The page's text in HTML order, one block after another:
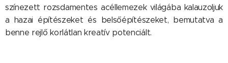
színezett rozsdamentes acéllemezek világába kalauzoljuk
a hazai építészeket és belsőépítészeket, bemutatva a
benne rejlő korlátlan kreatív potenciált.